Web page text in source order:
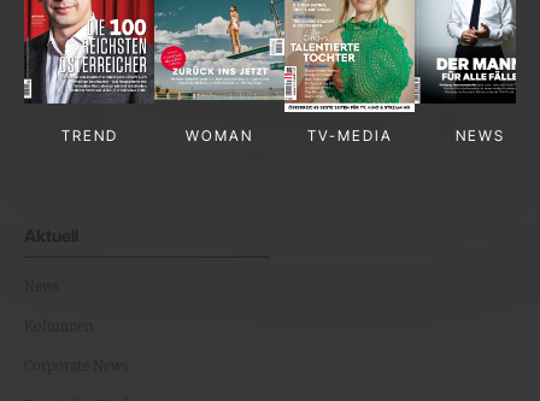
TREND WOMAN TV-MEDIA NEWS